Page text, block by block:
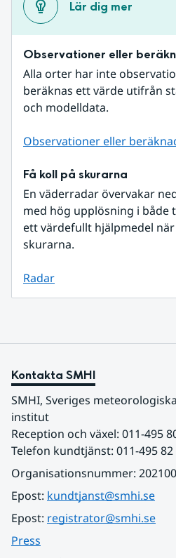
Lär dig mer
Observationer eller
Alla orter har inte
beräknas ett värde utifrån
och modelldata.
Observationer eller
Få koll på skurarna
En väderradar övervakar
med hög upplösning i både
ett värdefullt hjälpmedel
skurarna.
Radar
Kontakta SMHI
SMHI, Sveriges
institut
Reception och växel: 011-495
Telefon kundtjänst: 011-495 82
Organisationsnummer:
Epost: kundtjanst@smhi.se
Epost: registrator@smhi.se
Press